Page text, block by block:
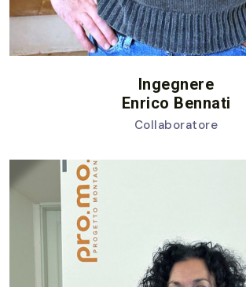
Ingegnere
Enrico Bennati
Collaboratore